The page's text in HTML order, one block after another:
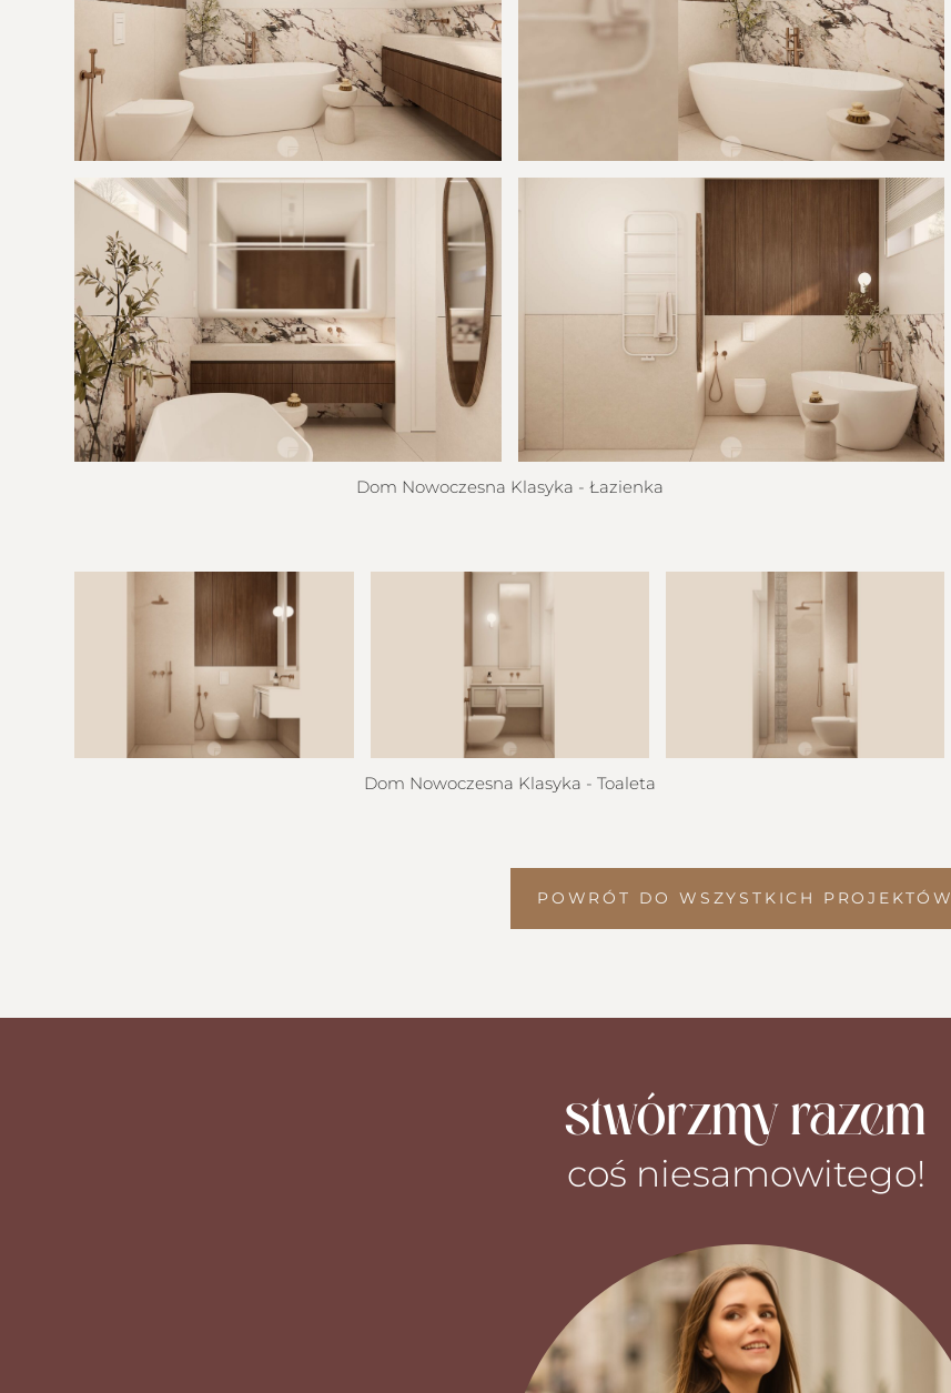
Dom Nowoczesna Klasyka - Łazienka
Dom Nowoczesna Klasyka - Toaleta
POWRÓT DO WSZYSTKICH PROJEKTÓW
stwórzmy razem
coś niesamowitego!